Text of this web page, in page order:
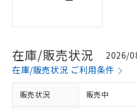
在庫/販売状況
2026/
在庫/販売状況 ご利用条件
販売状況 販売中